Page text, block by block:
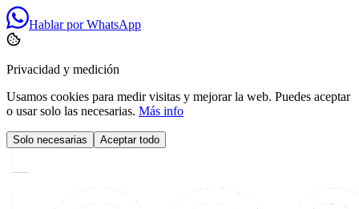
Hablar por WhatsApp
Privacidad y medición
Usamos cookies para medir visitas y mejorar la web. Puedes aceptar
o usar solo las necesarias. Más info
Solo necesarias Aceptar todo